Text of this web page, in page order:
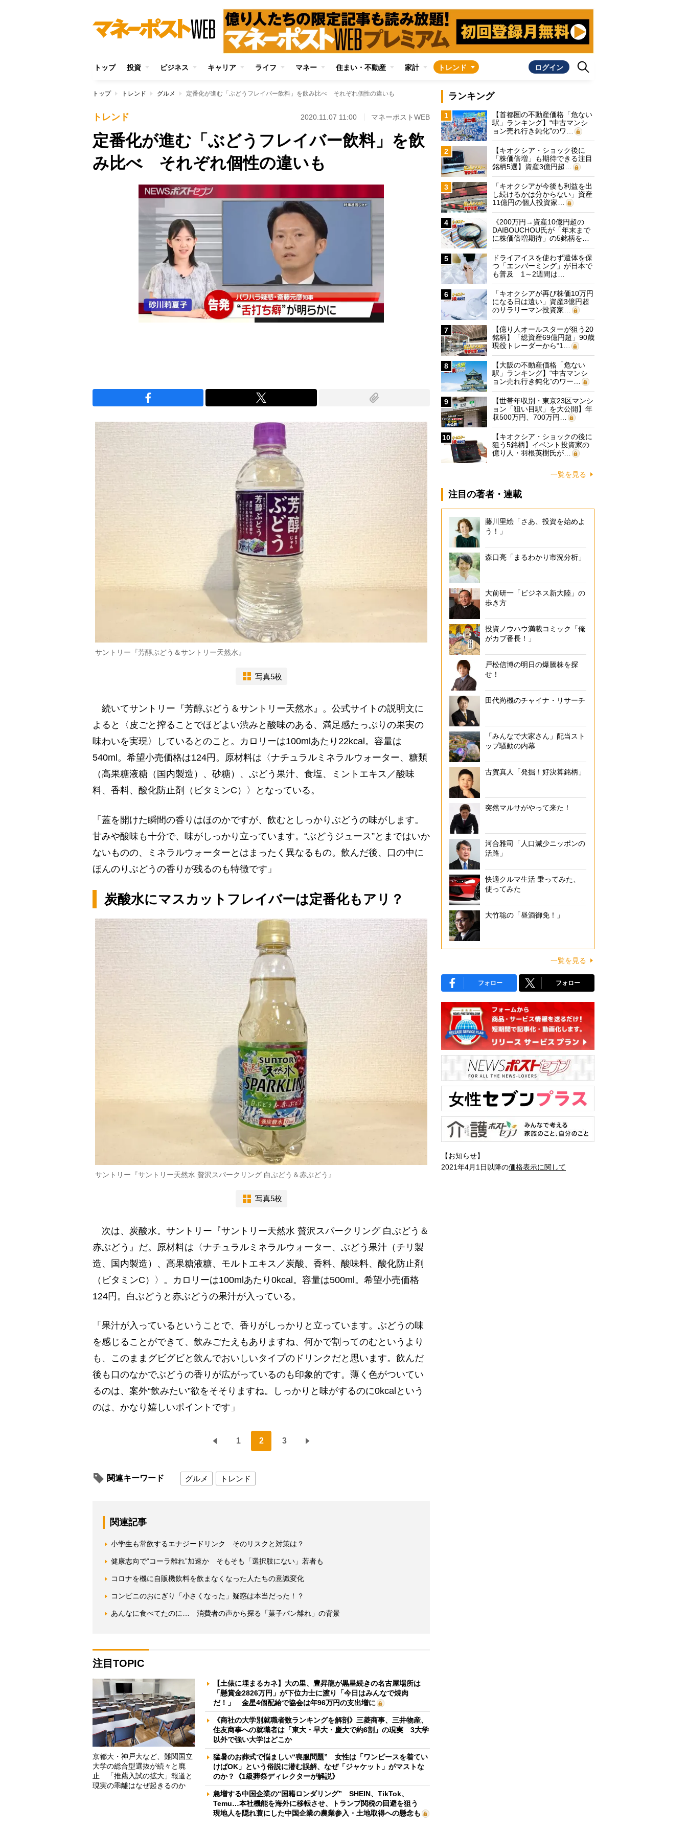
トップ 投資 ビジネス キャリア ライフ マネー 住まい・不動産 家計 トレンド ログイン
トップ トレンド グルメ 定番化が進む「ぶどうフレイバー飲料」を飲み比べ それぞれ個性の違いも
トレンド 2020.11.07 11:00 マネーポストWEB
定番化が進む「ぶどうフレイバー飲料」を飲
み比べ それぞれ個性の違いも
サントリー『芳醇ぶどう＆サントリー天然水』
写真5枚
続いてサントリー『芳醇ぶどう＆サントリー天然水』。公式サイトの説明文に
よると〈皮ごと搾ることでほどよい渋みと酸味のある、満足感たっぷりの果実の
味わいを実現〉しているとのこと。カロリーは100mlあたり22kcal。容量は
540ml。希望小売価格は124円。原材料は〈ナチュラルミネラルウォーター、糖類
（高果糖液糖（国内製造）、砂糖）、ぶどう果汁、食塩、ミントエキス／酸味
料、香料、酸化防止剤（ビタミンC）〉となっている。
「蓋を開けた瞬間の香りはほのかですが、飲むとしっかりぶどうの味がします。
甘みや酸味も十分で、味がしっかり立っています。“ぶどうジュース”とまではいか
ないものの、ミネラルウォーターとはまったく異なるもの。飲んだ後、口の中に
ほんのりぶどうの香りが残るのも特徴です」
炭酸水にマスカットフレイバーは定番化もアリ？
サントリー『サントリー天然水 贅沢スパークリング 白ぶどう＆赤ぶどう』
写真5枚
次は、炭酸水。サントリー『サントリー天然水 贅沢スパークリング 白ぶどう＆
赤ぶどう』だ。原材料は〈ナチュラルミネラルウォーター、ぶどう果汁（チリ製
造、国内製造）、高果糖液糖、モルトエキス／炭酸、香料、酸味料、酸化防止剤
（ビタミンC）〉。カロリーは100mlあたり0kcal。容量は500ml。希望小売価格
124円。白ぶどうと赤ぶどうの果汁が入っている。
「果汁が入っているということで、香りがしっかりと立っています。ぶどうの味
を感じることができて、飲みごたえもありますね、何かで割ってのむというより
も、このままグビグビと飲んでおいしいタイプのドリンクだと思います。飲んだ
後も口のなかでぶどうの香りが広がっているのも印象的です。薄く色がついてい
るのは、案外“飲みたい”欲をそそりますね。しっかりと味がするのに0kcalという
のは、かなり嬉しいポイントです」
1 2 3
関連キーワード グルメ トレンド
関連記事
小学生も常飲するエナジードリンク そのリスクと対策は？
健康志向で“コーラ離れ”加速か そもそも「選択肢にない」若者も
コロナを機に自販機飲料を飲まなくなった人たちの意識変化
コンビニのおにぎり「小さくなった」疑惑は本当だった！？
あんなに食べてたのに… 消費者の声から探る「菓子パン離れ」の背景
注目TOPIC
京都大・神戸大など、難関国立
大学の総合型選抜が続々と廃
止 「推薦入試の拡大」報道と
現実の乖離はなぜ起きるのか
【土俵に埋まるカネ】大の里、豊昇龍が黒星続きの名古屋場所は
「懸賞金2826万円」が下位力士に渡り「今日はみんなで焼肉
だ！」 金星4個配給で協会は年96万円の支出増に
《商社の大学別就職者数ランキングを解剖》三菱商事、三井物産、
住友商事への就職者は「東大・早大・慶大で約6割」の現実 3大学
以外で強い大学はどこか
猛暑のお葬式で悩ましい“喪服問題” 女性は「ワンピースを着てい
けばOK」という俗説に潜む誤解、なぜ「ジャケット」がマストな
のか？《1級葬祭ディレクターが解説》
急増する中国企業の“国籍ロンダリング” SHEIN、TikTok、
Temu…本社機能を海外に移転させ、トランプ関税の回避を狙う
現地人を隠れ蓑にした中国企業の農業参入・土地取得への懸念も
ランキング
1
【首都圏の不動産価格「危ない
駅」ランキング】“中古マンシ
ョン売れ行き鈍化”のワ…
2
【キオクシア・ショック後に
「株価倍増」も期待できる注目
銘柄5選】資産3億円超…
3
「キオクシアが今後も利益を出
し続けるかは分からない」資産
11億円の個人投資家…
4
《200万円→資産10億円超の
DAIBOUCHOU氏が「年末まで
に株価倍増期待」の5銘柄を…
5
ドライアイスを使わず遺体を保
つ「エンバーミング」が日本で
も普及 1～2週間は…
6
「キオクシアが再び株価10万円
になる日は遠い」資産3億円超
のサラリーマン投資家…
7
【億り人オールスターが狙う20
銘柄】「総資産69億円超」90歳
現役トレーダーから“1…
8
【大阪の不動産価格「危ない
駅」ランキング】“中古マンシ
ョン売れ行き鈍化”のワー…
9
【世帯年収別・東京23区マンシ
ョン「狙い目駅」を大公開】年
収500万円、700万円…
10
【キオクシア・ショックの後に
狙う5銘柄】イベント投資家の
億り人・羽根英樹氏が…
一覧を見る
注目の著者・連載
藤川里絵「さあ、投資を始めよ
う！」
森口亮「まるわかり市況分析」
大前研一「ビジネス新大陸」の
歩き方
投資ノウハウ満載コミック「俺
がカブ番長！」
戸松信博の明日の爆騰株を探
せ！
田代尚機のチャイナ・リサーチ
「みんなで大家さん」配当スト
ップ騒動の内幕
古賀真人「発掘！好決算銘柄」
突然マルサがやって来た！
河合雅司「人口減少ニッポンの
活路」
快適クルマ生活 乗ってみた、
使ってみた
大竹聡の「昼酒御免！」
一覧を見る
フォロー フォロー
【お知らせ】
2021年4月1日以降の価格表示に関して